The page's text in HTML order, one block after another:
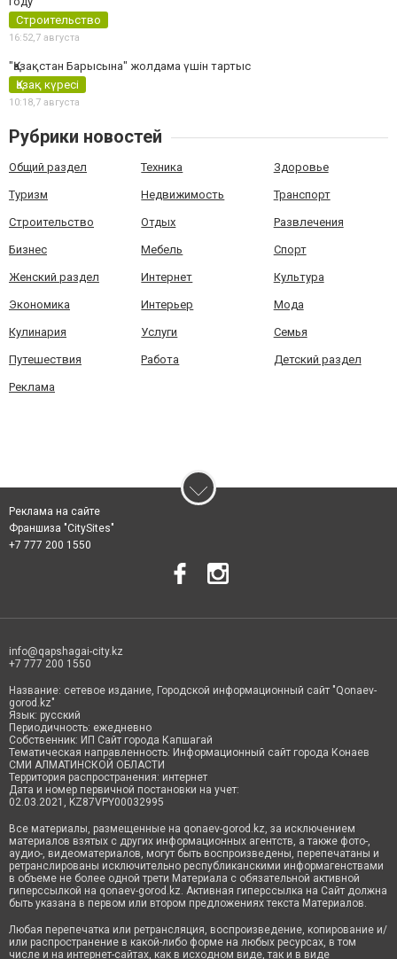
Строительство
16:52,7 августа
"Қазақстан Барысына" жолдама үшін тартыс
Қазақ күресі
10:18,7 августа
Рубрики новостей
Общий раздел Техника Здоровье
Туризм Недвижимость Транспорт
Строительство Отдых Развлечения
Бизнес Мебель Спорт
Женский раздел Интернет Культура
Экономика Интерьер Мода
Кулинария Услуги Семья
Путешествия Работа Детский раздел
Реклама
Реклама на сайте
Франшиза "CitySites"
+7 777 200 1550
info@qapshagai-city.kz
+7 777 200 1550
Название: сетевое издание, Городской информационный сайт "Qonaev-
gorod.kz"
Язык: русский
Периодичность: ежедневно
Собственник: ИП Сайт города Капшагай
Тематическая направленность: Информационный сайт города Конаев
СМИ АЛМАТИНСКОЙ ОБЛАСТИ
Территория распространения: интернет
Дата и номер первичной постановки на учет:
02.03.2021, KZ87VPY00032995
Все материалы, размещенные на qonaev-gorod.kz, за исключением
материалов взятых с других информационных агентств, а также фото-,
аудио-, видеоматериалов, могут быть воспроизведены, перепечатаны и
ретранслированы исключительно республиканскими информагенствами
в объеме не более одной трети Материала с обязательной активной
гиперссылкой на qonaev-gorod.kz. Активная гиперссылка на Сайт должна
быть указана в первом или втором предложениях текста Материалов.
Любая перепечатка или ретрансляция, воспроизведение, копирование и/
или распространение в какой-либо форме на любых ресурсах, в том
числе и на интернет-сайтах, как в исходном виде, так и в виде